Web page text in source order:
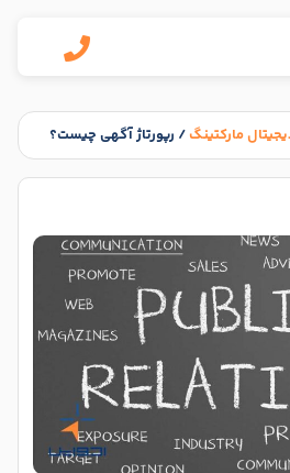
مارکتینگ/ رپورتاژ آگهی چیست؟